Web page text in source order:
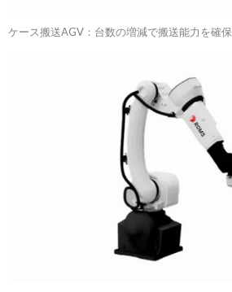
ケース搬送AGV：台数の増減で搬送能力を確保